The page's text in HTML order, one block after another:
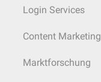
Login Services
Content Marketing
Marktforschung